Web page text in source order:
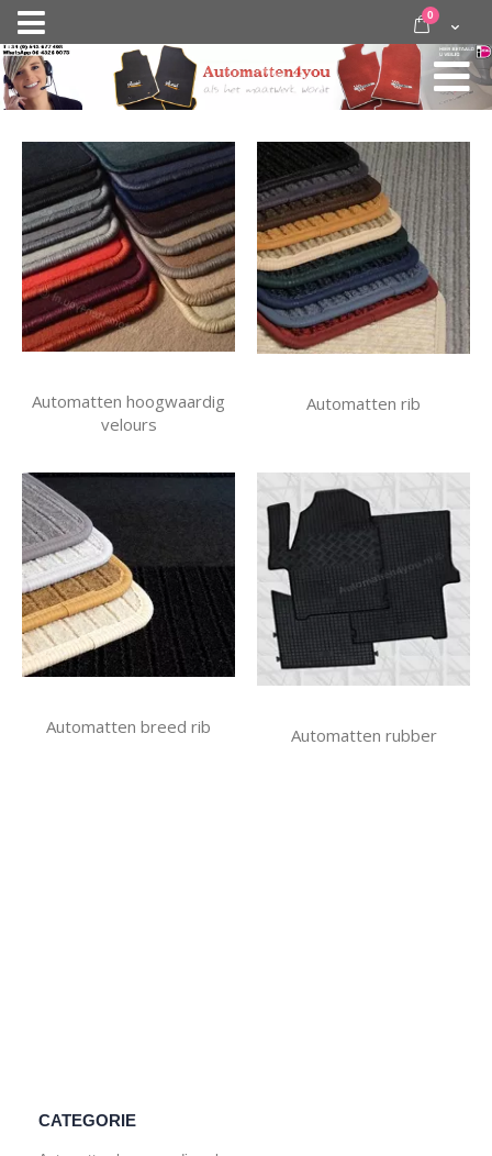
Nav
activeren
door
inhoud
Cart
0 items
Automatten hoogwaardig
velours
Automatten rib
Automatten breed rib Automatten rubber
CATEGORIE